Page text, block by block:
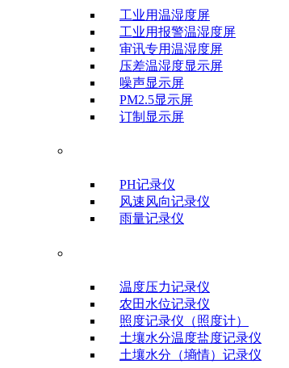
工业用温湿度屏
工业用报警温湿度屏
审讯专用温湿度屏
压差温湿度显示屏
噪声显示屏
PM2.5显示屏
订制显示屏
PH记录仪
风速风向记录仪
雨量记录仪
温度压力记录仪
农田水位记录仪
照度记录仪（照度计）
土壤水分温度盐度记录仪
土壤水分（墒情）记录仪